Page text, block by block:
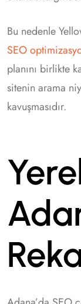
Bu nedenle
SEO
planını birlikte
sitenin arama
kavuşmasıdır.